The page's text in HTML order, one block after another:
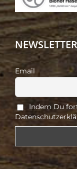
NEWSLETTER
Email
Indem Du